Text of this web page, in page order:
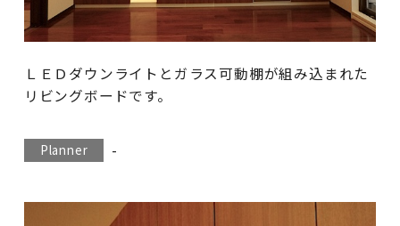
ＬＥＤダウンライトとガラス可動棚が組み込まれた
リビングボードです。
Planner -